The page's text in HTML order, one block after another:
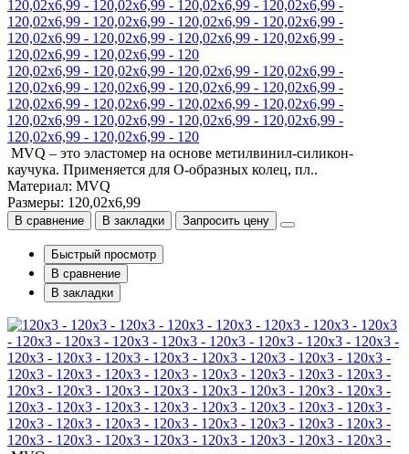
120,02x6,99 - 120,02x6,99 - 120,02x6,99 - 120,02x6,99 -
120,02x6,99 - 120,02x6,99 - 120,02x6,99 - 120,02x6,99 -
120,02x6,99 - 120,02x6,99 - 120,02x6,99 - 120,02x6,99 -
120,02x6,99 - 120,02x6,99 - 120,02x6,99 - 120,02x6,99 -
120,02x6,99 - 120,02x6,99 - 120
MVQ – это эластомер на основе метилвинил-силикон-
каучука. Применяется для О-образных колец, пл..
Материал: MVQ
Размеры: 120,02x6,99
В сравнение В закладки Запросить цену
Быстрый просмотр
В сравнение
В закладки
120x3 - 120x3 - 120x3 - 120x3 - 120x3 - 120x3 - 120x3 - 120x3 -
120x3 - 120x3 - 120x3 - 120x3 - 120x3 - 120x3 - 120x3 - 120x3 -
120x3 - 120x3 - 120x3 - 120x3 - 120x3 - 120x3 - 120x3 - 120x3 -
120x3 - 120x3 - 120x3 - 120x3 - 120x3 - 120x3 - 120x3 - 120x3 -